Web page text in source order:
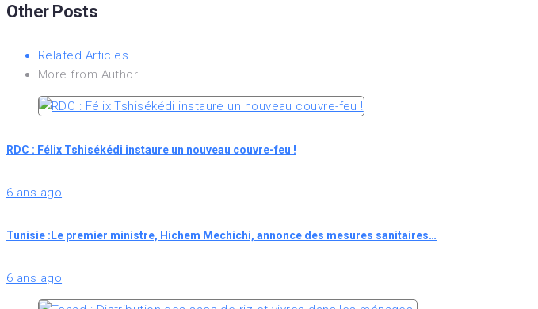
l’article
Other Posts
Related Articles
More from Author
RDC : Félix Tshisékédi instaure un nouveau couvre-feu !
6 ans ago
Tunisie :Le premier ministre, Hichem Mechichi, annonce des mesures sanitaires…
6 ans ago